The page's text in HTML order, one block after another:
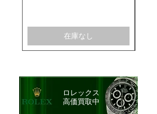
在庫なし
ロレックス
​高価買取中